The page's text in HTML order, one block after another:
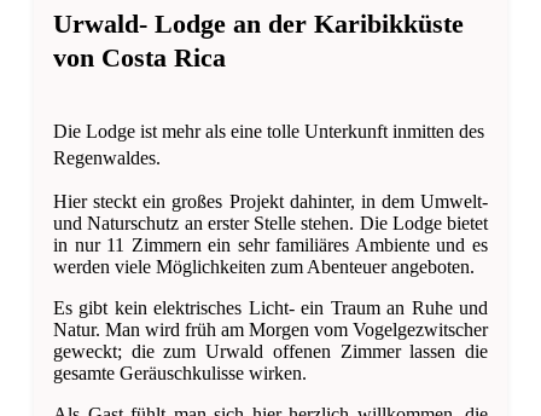
Urwald- Lodge an der Karibikküste
von Costa Rica
Die Lodge ist mehr als eine tolle Unterkunft inmitten des
Regenwaldes.
Hier steckt ein großes Projekt dahinter, in dem Umwelt-
und Naturschutz an erster Stelle stehen. Die Lodge bietet
in nur 11 Zimmern ein sehr familiäres Ambiente und es
werden viele Möglichkeiten zum Abenteuer angeboten.
Es gibt kein elektrisches Licht- ein Traum an Ruhe und
Natur. Man wird früh am Morgen vom Vogelgezwitscher
geweckt; die zum Urwald offenen Zimmer lassen die
gesamte Geräuschkulisse wirken.